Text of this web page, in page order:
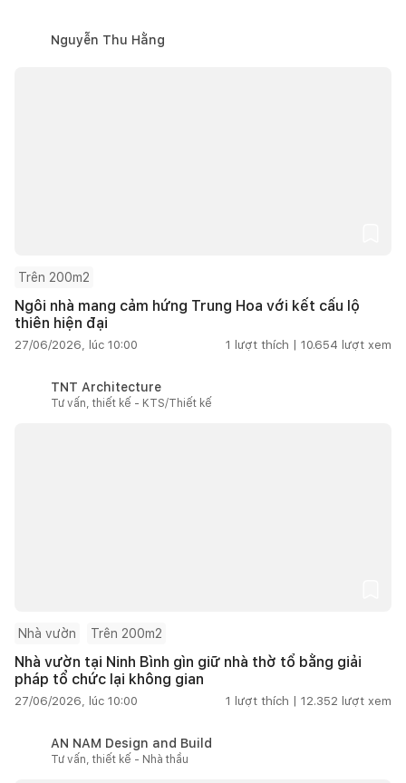
Nguyễn Thu Hằng
Trên 200m2
Ngôi nhà mang cảm hứng Trung Hoa với kết cấu lộ
thiên hiện đại
27/06/2026, lúc 10:00 1 lượt thích | 10.654 lượt xem
TNT Architecture
Tư vấn, thiết kế - KTS/Thiết kế
Nhà vườn Trên 200m2
Nhà vườn tại Ninh Bình gìn giữ nhà thờ tổ bằng giải
pháp tổ chức lại không gian
27/06/2026, lúc 10:00 1 lượt thích | 12.352 lượt xem
AN NAM Design and Build
Tư vấn, thiết kế - Nhà thầu